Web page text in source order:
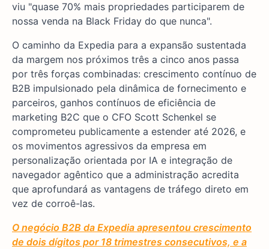
viu "quase 70% mais propriedades participarem de
nossa venda na Black Friday do que nunca".
O caminho da Expedia para a expansão sustentada
da margem nos próximos três a cinco anos passa
por três forças combinadas: crescimento contínuo de
B2B impulsionado pela dinâmica de fornecimento e
parceiros, ganhos contínuos de eficiência de
marketing B2C que o CFO Scott Schenkel se
comprometeu publicamente a estender até 2026, e
os movimentos agressivos da empresa em
personalização orientada por IA e integração de
navegador agêntico que a administração acredita
que aprofundará as vantagens de tráfego direto em
vez de corroê-las.
O negócio B2B da Expedia apresentou crescimento
de dois dígitos por 18 trimestres consecutivos, e a